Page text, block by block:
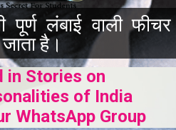
लंबाई वाली फीचर
है।
in Stories on
of India
WhatsApp Group